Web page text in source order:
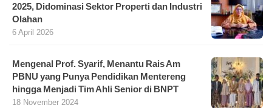
2025, Didominasi Sektor Properti dan Industri
Olahan
6 April 2026
Mengenal Prof. Syarif, Menantu Rais Am
PBNU yang Punya Pendidikan Mentereng
hingga Menjadi Tim Ahli Senior di BNPT
18 November 2024